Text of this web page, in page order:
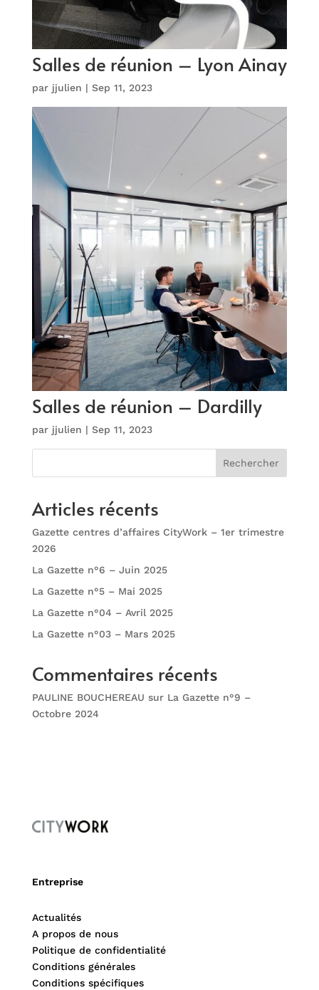
Salles de réunion – Lyon Ainay
par jjulien | Sep 11, 2023
Salles de réunion – Dardilly
par jjulien | Sep 11, 2023
Rechercher
Articles récents
Gazette centres d’affaires CityWork – 1er trimestre
2026
La Gazette n°6 – Juin 2025
La Gazette n°5 – Mai 2025
La Gazette n°04 – Avril 2025
La Gazette n°03 – Mars 2025
Commentaires récents
PAULINE BOUCHEREAU sur La Gazette n°9 –
Octobre 2024
Entreprise
Actualités
A propos de nous
Politique de confidentialité
Conditions générales
Conditions spécifiques